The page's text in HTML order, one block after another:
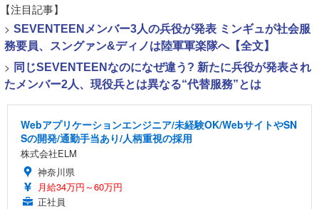
【注目記事】
> SEVENTEENメンバー3人の兵役が発表 ミンギュが社会服
務要員、スングァン&ディノは陸軍軍楽隊へ【全文】
> 同じSEVENTEENなのになぜ違う? 新たに兵役が発表され
たメンバー2人、現役兵とは異なる“代替服務”とは
Webアプリケーションエンジニア/未経験OK/WebサイトやSN
Sの開発/通勤手当あり/人柄重視の採用
株式会社ELM
神奈川県
月給34万円～60万円
正社員